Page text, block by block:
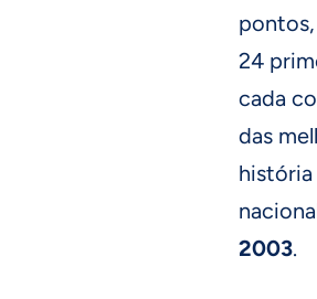
24
cada
das
2003.